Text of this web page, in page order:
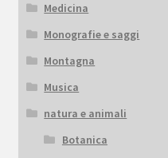
Medicina
Monografie e saggi
Montagna
Musica
natura e animali
Botanica